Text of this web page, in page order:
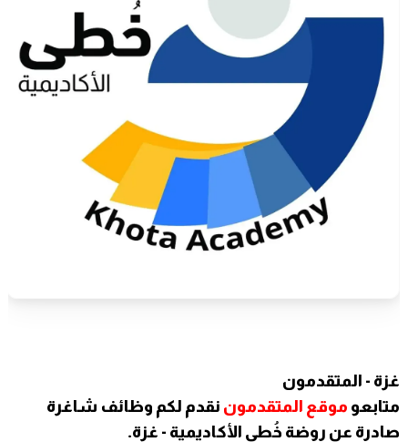
غزة - المتقدمون
متابعو موقع المتقدمون نقدم لكم وظائف شاغرة
صادرة عن روضة خُطى الأكاديمية - غزة.